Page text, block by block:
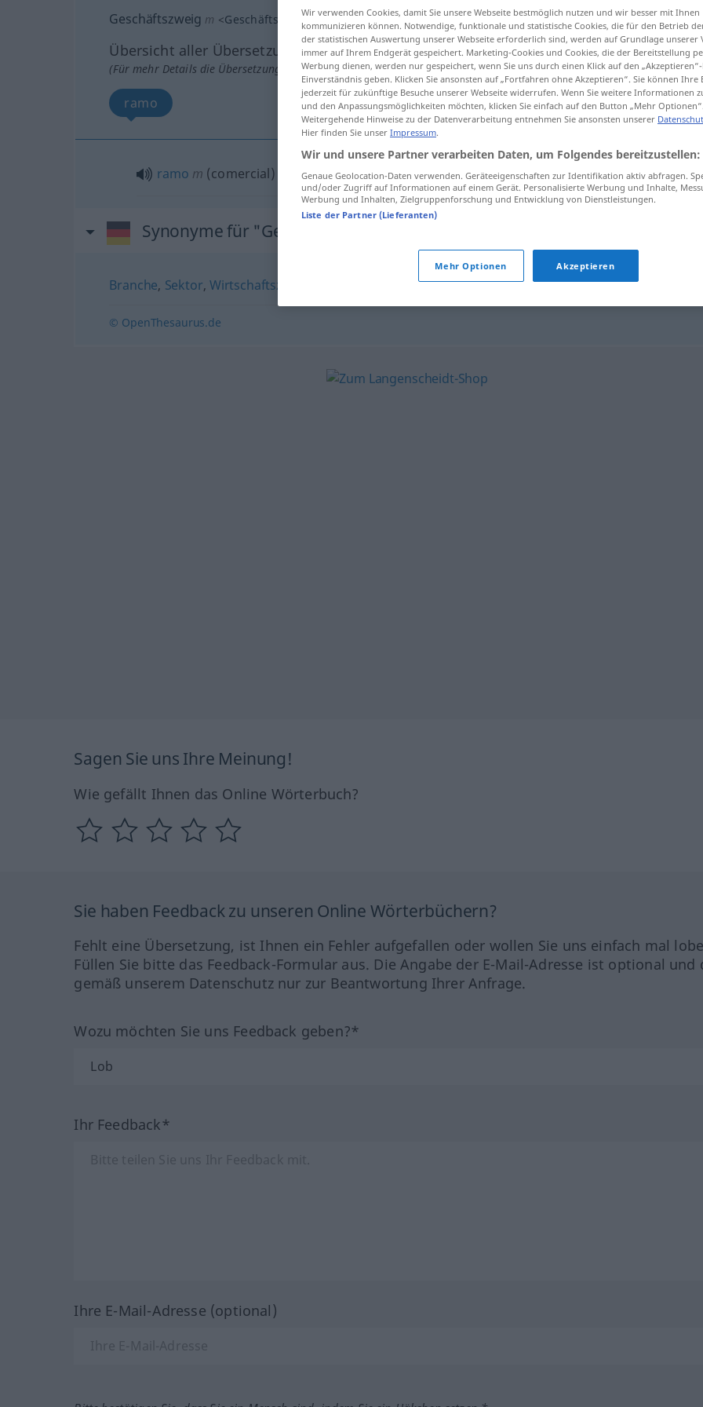
Geschäftszweig m <Geschäftszweig(e)s ;Geschäftszweige>
Übersicht aller Übersetzungen
(Für mehr Details die Übersetzung anklicken/antippen)
ramo
ramo m (comercial) Geschäftszweig
Synonyme für "Geschäftszweig"
Branche, Sektor, Wirtschaftszweig
© OpenThesaurus.de
Sagen Sie uns Ihre Meinung!
Wie gefällt Ihnen das Online Wörterbuch?
Sie haben Feedback zu unseren Online Wörterbüchern?
Fehlt eine Übersetzung, ist Ihnen ein Fehler aufgefallen oder wollen Sie uns einfach mal
Füllen Sie bitte das Feedback-Formular aus. Die Angabe der E-Mail-Adresse ist optional und
gemäß unserem Datenschutz nur zur Beantwortung Ihrer Anfrage.
Wozu möchten Sie uns Feedback geben?*
Ihr Feedback*
Ihre E-Mail-Adresse (optional)
Wir verwenden Cookies, damit Sie unsere Webseite bestmöglich nutzen und wir besser mit Ihnen
kommunizieren können. Notwendige, funktionale und statistische Cookies, die für den Betrieb
der statistischen Auswertung unserer Webseite erforderlich sind, werden auf Grundlage unserer
immer auf Ihrem Endgerät gespeichert. Marketing-Cookies und Cookies, die der Bereitstellung
Werbung dienen, werden nur gespeichert, wenn Sie uns durch einen Klick auf den
Einverständnis geben. Klicken Sie ansonsten auf „Fortfahren ohne Akzeptieren“. Sie können Ihre
jederzeit für zukünftige Besuche unserer Webseite widerrufen. Wenn Sie weitere Informationen
und den Anpassungsmöglichkeiten möchten, klicken Sie einfach auf den Button „Mehr Optionen“.
Weitergehende Hinweise zu der Datenverarbeitung entnehmen Sie ansonsten unserer
Hier finden Sie unser Impressum.
Wir und unsere Partner verarbeiten Daten, um Folgendes bereitzustellen:
Genaue Geolocation-Daten verwenden. Geräteeigenschaften zur Identifikation aktiv abfragen.
und/oder Zugriff auf Informationen auf einem Gerät. Personalisierte Werbung und Inhalte,
Werbung und Inhalten, Zielgruppenforschung und Entwicklung von Dienstleistungen.
Liste der Partner (Lieferanten)
Mehr Optionen Akzeptieren